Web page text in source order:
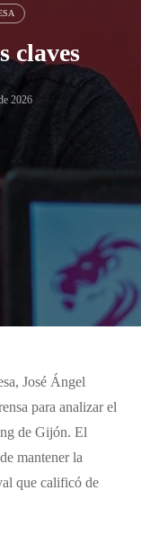
claves
2026
José Ángel
para analizar el
de Gijón. El
mantener la
que calificó de